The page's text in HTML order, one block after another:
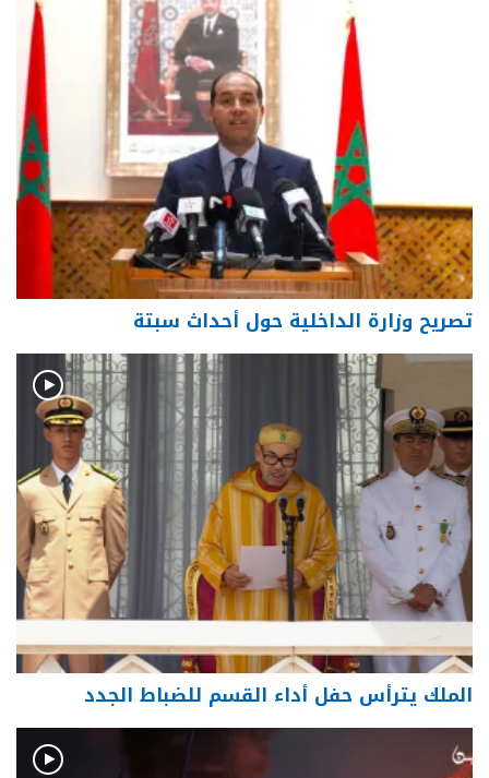
تصريح وزارة الداخلية حول أحداث سبتة
الملك يترأس حفل أداء القسم للضباط الجدد